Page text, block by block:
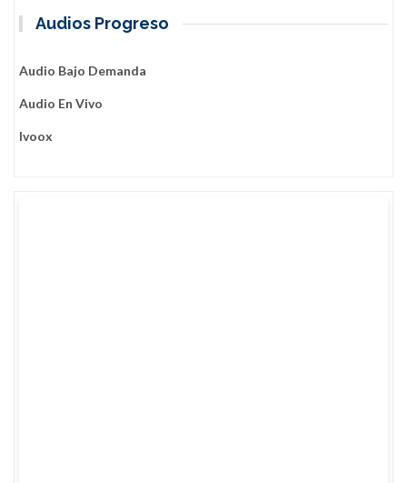
Audios Progreso
Audio Bajo Demanda
Audio En Vivo
Ivoox